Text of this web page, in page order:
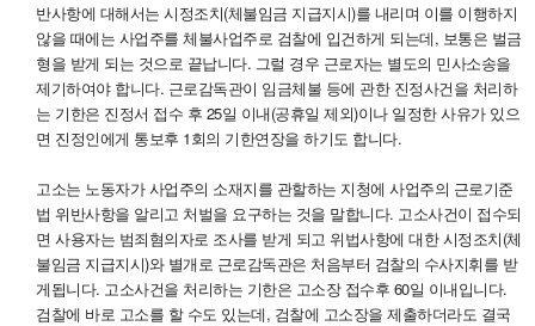
반사항에 대해서는 시정조치(체불임금 지급지시)를 내리며 이를 이행하지
않을 때에는 사업주를 체불사업주로 검찰에 입건하게 되는데, 보통은 벌금
형을 받게 되는 것으로 끝납니다. 그럴 경우 근로자는 별도의 민사소송을
제기하여야 합니다. 근로감독관이 임금체불 등에 관한 진정사건을 처리하
는 기한은 진정서 접수 후 25일 이내(공휴일 제외)이나 일정한 사유가 있으
면 진정인에게 통보후 1회의 기한연장을 하기도 합니다.
고소는 노동자가 사업주의 소재지를 관할하는 지청에 사업주의 근로기준
법 위반사항을 알리고 처벌을 요구하는 것을 말합니다. 고소사건이 접수되
면 사용자는 범죄혐의자로 조사를 받게 되고 위법사항에 대한 시정조치(체
불임금 지급지시)와 별개로 근로감독관은 처음부터 검찰의 수사지휘를 받
게됩니다. 고소사건을 처리하는 기한은 고소장 접수후 60일 이내입니다.
검찰에 바로 고소를 할 수도 있는데, 검찰에 고소장을 제출하더라도 결국